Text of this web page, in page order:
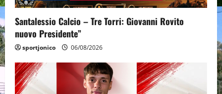
Santalessio Calcio – Tre Torri: Giovanni Rovito
nuovo Presidente”
sportjonico 06/08/2026